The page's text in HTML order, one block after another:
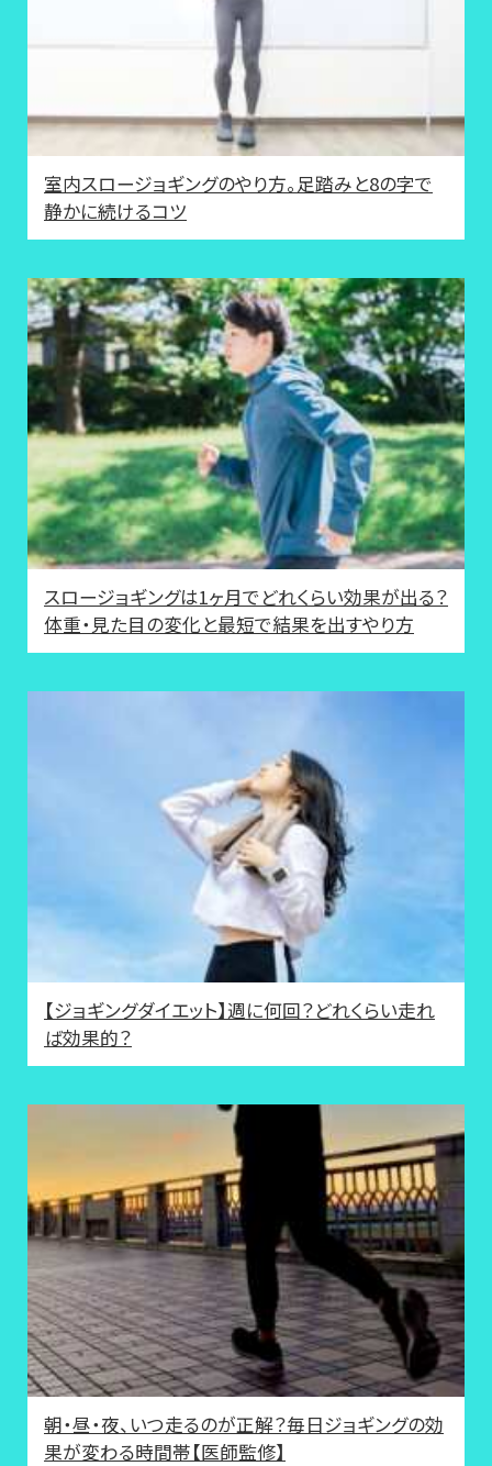
室内スロージョギングのやり方。足踏みと8の字で
静かに続けるコツ
スロージョギングは1ヶ月でどれくらい効果が出る？
体重・見た目の変化と最短で結果を出すやり方
【ジョギングダイエット】週に何回？どれくらい走れ
ば効果的？
朝・昼・夜、いつ走るのが正解？毎日ジョギングの効
果が変わる時間帯【医師監修】